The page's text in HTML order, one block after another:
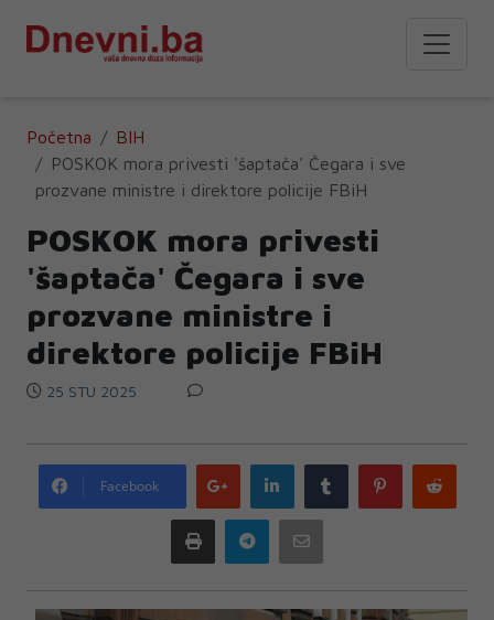
Početna
BIH
POSKOK mora privesti 'šaptača' Čegara i sve
prozvane ministre i direktore policije FBiH
POSKOK mora privesti
'šaptača' Čegara i sve
prozvane ministre i
direktore policije FBiH
25 STU 2025
Facebook
Google
plus
LinkedIn Tumblr Pinterest
Print Telegram